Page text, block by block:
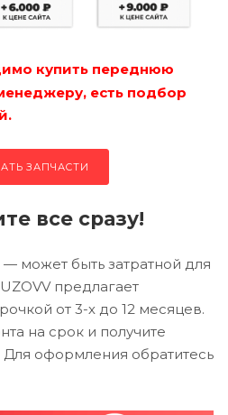
купить переднюю
есть подбор
ЗАПЧАСТИ
все сразу!
может быть затратной для
предлагает
от 3-х до 12 месяцев.
на срок и получите
оформления обратитесь